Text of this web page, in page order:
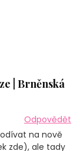
| Brněnská
Odpovědět
na nově
zde), ale tady